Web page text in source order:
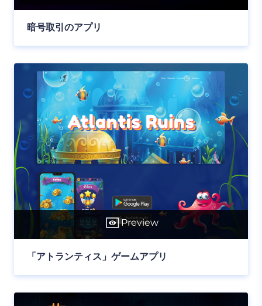
暗号取引のアプリ
Preview
「アトランティス」ゲームアプリ